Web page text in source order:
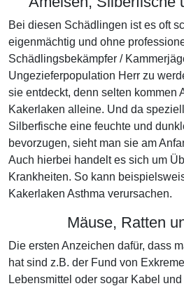
Bei diesen Schädlingen ist es oft
eigenmächtig und ohne
Schädlingsbekämpfer /
Ungezieferpopulation Herr zu
sie entdeckt, denn selten kommen
Kakerlaken alleine. Und da
Silberfische eine feuchte und
bevorzugen, sieht man sie am
Auch hierbei handelt es sich um
Krankheiten. So kann
Kakerlaken Asthma verursachen.
Mäuse, Ratten
Die ersten Anzeichen dafür, dass
hat sind z.B. der Fund von
Lebensmittel oder sogar Kabel